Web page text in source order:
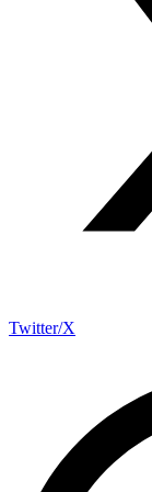
Twitter/X